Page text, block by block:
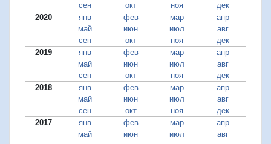
сен
окт ноя
дек
2020
янв фев мар
апр
май
июн июл
авг
сен
окт ноя
дек
2019
янв фев мар
апр
май
июн июл
авг
сен
окт ноя
дек
2018
янв фев мар
апр
май
июн июл
авг
сен
окт ноя
дек
2017
янв фев мар
апр
май
июн июл
авг